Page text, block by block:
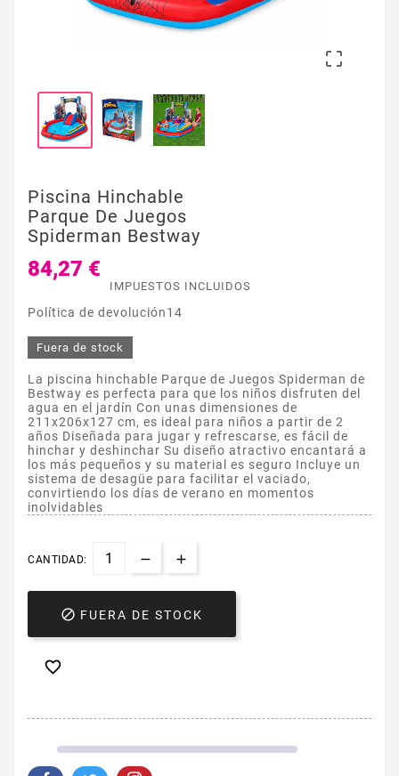

Piscina Hinchable
Parque De Juegos
Spiderman Bestway
84,27 €
IMPUESTOS INCLUIDOS
Política de devolución14
Fuera de stock
La piscina hinchable Parque de Juegos Spiderman de
Bestway es perfecta para que los niños disfruten del
agua en el jardín Con unas dimensiones de
211x206x127 cm, es ideal para niños a partir de 2
años Diseñada para jugar y refrescarse, es fácil de
hinchar y deshinchar Su diseño atractivo encantará a
los más pequeños y su material es seguro Incluye un
sistema de desagüe para facilitar el vaciado,
convirtiendo los días de verano en momentos
inolvidables
CANTIDAD:
 FUERA DE STOCK
